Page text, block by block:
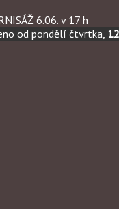
6.06. v 17 h
od pondělí čtvrtka,